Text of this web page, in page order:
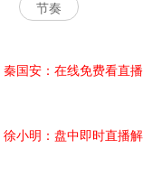
节奏
秦国安：在线免费看直播
徐小明：盘中即时直播